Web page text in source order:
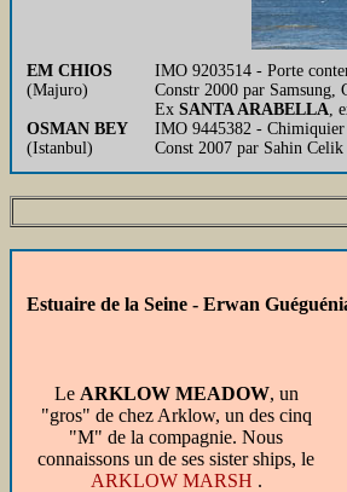
EM CHIOS
(Majuro)
IMO 9203514 - Porte
Constr 2000 par
Ex SANTA ARABELLA,
OSMAN BEY
(Istanbul)
IMO 9445382 -
Const 2007 par Sahin
Estuaire de la Seine - Erwan
Le ARKLOW MEADOW, un
"gros" de chez Arklow, un des cinq
"M" de la compagnie. Nous
connaissons un de ses sister ships, le
ARKLOW MARSH .